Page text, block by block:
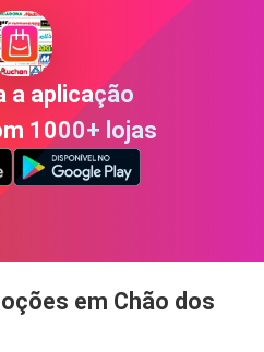
a aplicação
1000+ lojas
em Chão dos